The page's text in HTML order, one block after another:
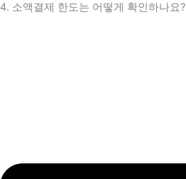
4. 소액결제 한도는 어떻게 확인하나요?